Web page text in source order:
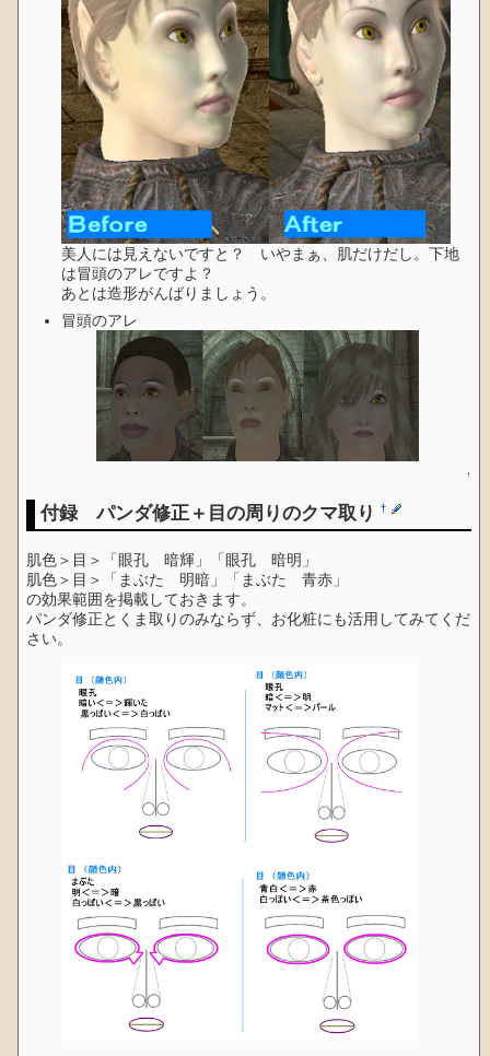
美人には見えないですと？ いやまぁ、肌だけだし。下地
は冒頭のアレですよ？
あとは造形がんばりましょう。
冒頭のアレ
↑
付録 パンダ修正＋目の周りのクマ取り†
肌色＞目＞「眼孔 暗輝」「眼孔 暗明」
肌色＞目＞「まぶた 明暗」「まぶた 青赤」
の効果範囲を掲載しておきます。
パンダ修正とくま取りのみならず、お化粧にも活用してみてくだ
さい。